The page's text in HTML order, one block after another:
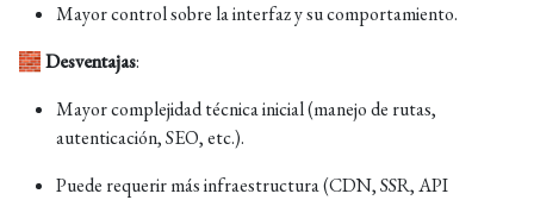
Mayor control sobre la interfaz y su comportamiento.
🧱Desventajas:
Mayor complejidad técnica inicial (manejo de rutas,
autenticación, SEO, etc.).
Puede requerir más infraestructura (CDN, SSR, API